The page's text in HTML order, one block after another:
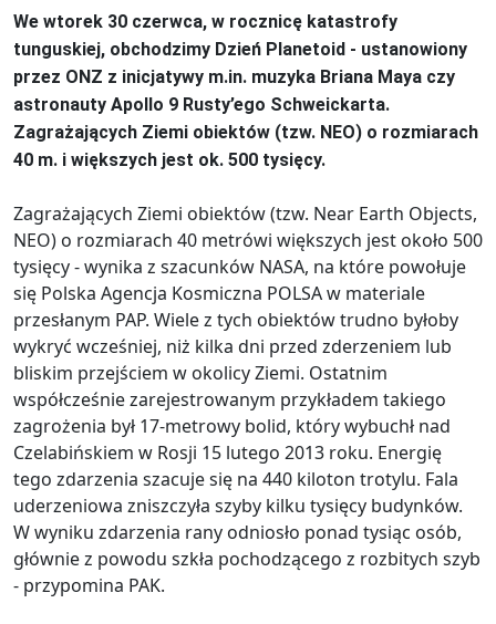
We wtorek 30 czerwca, w rocznicę katastrofy
tunguskiej, obchodzimy Dzień Planetoid - ustanowiony
przez ONZ z inicjatywy m.in. muzyka Briana Maya czy
astronauty Apollo 9 Rusty’ego Schweickarta.
Zagrażających Ziemi obiektów (tzw. NEO) o rozmiarach
40 m. i większych jest ok. 500 tysięcy.
Zagrażających Ziemi obiektów (tzw. Near Earth Objects,
NEO) o rozmiarach 40 metrówi większych jest około 500
tysięcy - wynika z szacunków NASA, na które powołuje
się Polska Agencja Kosmiczna POLSA w materiale
przesłanym PAP. Wiele z tych obiektów trudno byłoby
wykryć wcześniej, niż kilka dni przed zderzeniem lub
bliskim przejściem w okolicy Ziemi. Ostatnim
współcześnie zarejestrowanym przykładem takiego
zagrożenia był 17-metrowy bolid, który wybuchł nad
Czelabińskiem w Rosji 15 lutego 2013 roku. Energię
tego zdarzenia szacuje się na 440 kiloton trotylu. Fala
uderzeniowa zniszczyła szyby kilku tysięcy budynków.
W wyniku zdarzenia rany odniosło ponad tysiąc osób,
głównie z powodu szkła pochodzącego z rozbitych szyb
- przypomina PAK.